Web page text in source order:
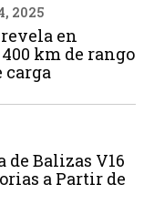
2025
en
km de rango
carga
de Balizas V16
a Partir de